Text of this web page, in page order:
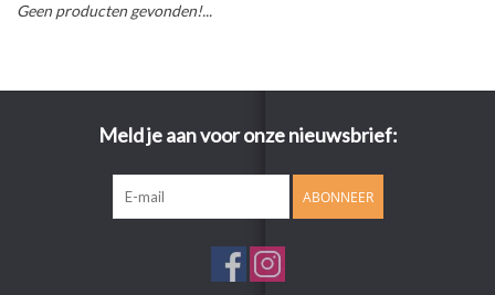
Geen producten gevonden!...
Meld je aan voor onze nieuwsbrief:
ABONNEER